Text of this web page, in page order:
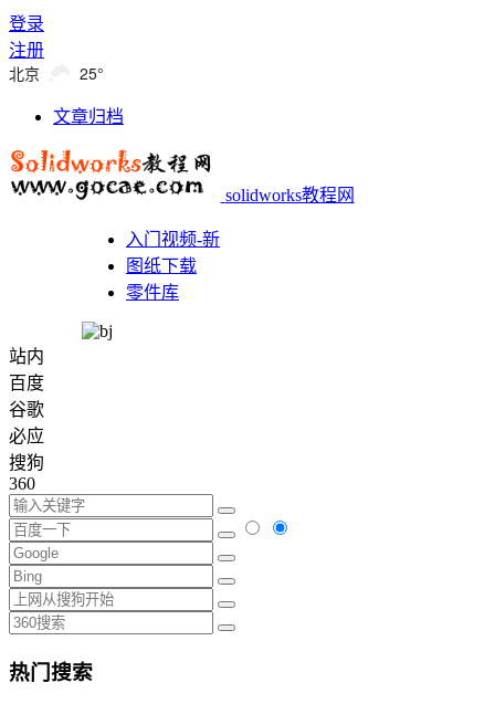
登录
注册
北京 25°
文章归档
solidworks教程网
入门视频-新
图纸下载
零件库
站内
百度
谷歌
必应
搜狗
360
热门搜索